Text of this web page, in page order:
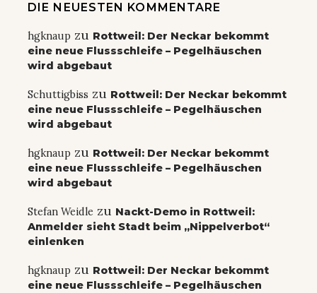
DIE NEUESTEN KOMMENTARE
hgknaup zu Rottweil: Der Neckar bekommt
eine neue Flussschleife – Pegelhäuschen
wird abgebaut
Schuttigbiss zu Rottweil: Der Neckar bekommt
eine neue Flussschleife – Pegelhäuschen
wird abgebaut
hgknaup zu Rottweil: Der Neckar bekommt
eine neue Flussschleife – Pegelhäuschen
wird abgebaut
Stefan Weidle zu Nackt-Demo in Rottweil:
Anmelder sieht Stadt beim „Nippelverbot“
einlenken
hgknaup zu Rottweil: Der Neckar bekommt
eine neue Flussschleife – Pegelhäuschen